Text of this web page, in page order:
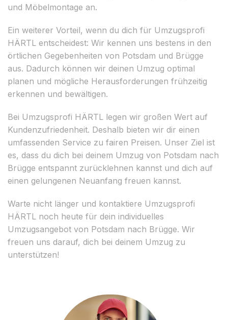
und Möbelmontage an.
Ein weiterer Vorteil, wenn du dich für Umzugsprofi
HÄRTL entscheidest: Wir kennen uns bestens in den
örtlichen Gegebenheiten von Potsdam und Brügge
aus. Dadurch können wir deinen Umzug optimal
planen und mögliche Herausforderungen frühzeitig
erkennen und bewältigen.
Bei Umzugsprofi HÄRTL legen wir großen Wert auf
Kundenzufriedenheit. Deshalb bieten wir dir einen
umfassenden Service zu fairen Preisen. Unser Ziel ist
es, dass du dich bei deinem Umzug von Potsdam nach
Brügge entspannt zurücklehnen kannst und dich auf
einen gelungenen Neuanfang freuen kannst.
Warte nicht länger und kontaktiere Umzugsprofi
HÄRTL noch heute für dein individuelles
Umzugsangebot von Potsdam nach Brügge. Wir
freuen uns darauf, dich bei deinem Umzug zu
unterstützen!